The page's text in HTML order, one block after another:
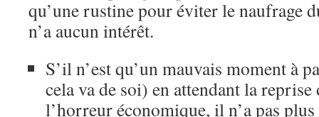
qu’une rustine pour éviter le naufrage
n’a aucun intérêt.
S’il n’est qu’un mauvais moment à
cela va de soi) en attendant la
l’horreur économique, il n’a pas